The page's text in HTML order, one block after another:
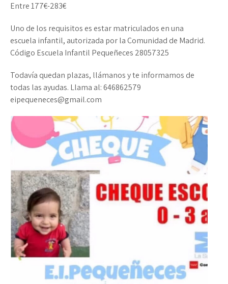
Entre 177€-283€
Uno de los requisitos es estar matriculados en una
escuela infantil, autorizada por la Comunidad de Madrid.
Código Escuela Infantil Pequeñeces 28057325
Todavía quedan plazas, llámanos y te informamos de
todas las ayudas. Llama al: 646862579
eipequeneces@gmail.com